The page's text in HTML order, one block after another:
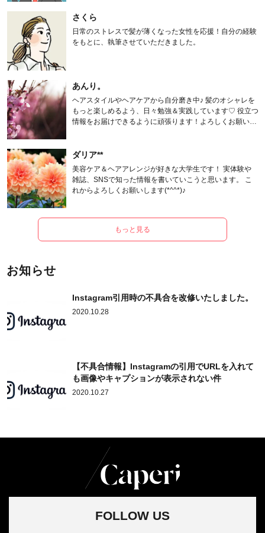
さくら
日常のストレスで髪が薄くなった女性を応援！自分の経験
をもとに、執筆させていただきました。
あんり。
ヘアスタイルやヘアケアから自分磨き中♪ 髪のオシャレを
もっと楽しめるよう、日々勉強＆実践しています♡ 役立つ
情報をお届けできるように頑張ります！よろしくお願いし
ダリア**
美容ケア＆ヘアアレンジが好きな大学生です！ 実体験や
雑誌、SNSで知った情報を書いていこうと思います。 こ
れからよろしくお願いします(*^^*)♪
もっと見る
お知らせ
Instagram引用時の不具合を改修いたしました。
2020.10.28
【不具合情報】Instagramの引用でURLを入れて
も画像やキャプションが表示されない件
2020.10.27
FOLLOW US